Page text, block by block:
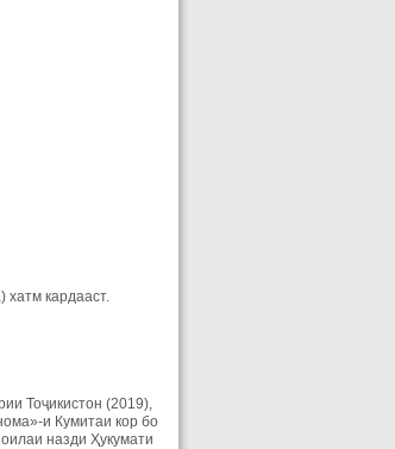
хатм кардааст.
Тоҷикистон (2019),
и Кумитаи кор бо
назди Ҳукумати